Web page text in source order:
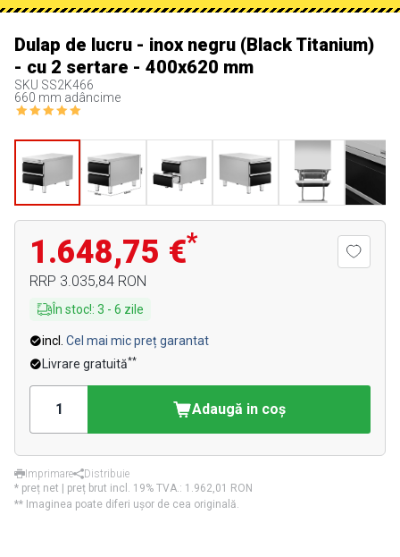
Dulap de lucru - inox negru (Black Titanium)
- cu 2 sertare - 400x620 mm
SKU SS2K466
660 mm adâncime
1.648,75 €*
RRP 3.035,84 RON
În stoc!: 3 - 6 zile
incl. Cel mai mic preț garantat
Livrare gratuită**
Adaugă in coş
Imprimare
Distribuie
* preț net | preț brut incl. 19% TVA.: 1.962,01 RON
** Imaginea poate diferi ușor de cea originală.